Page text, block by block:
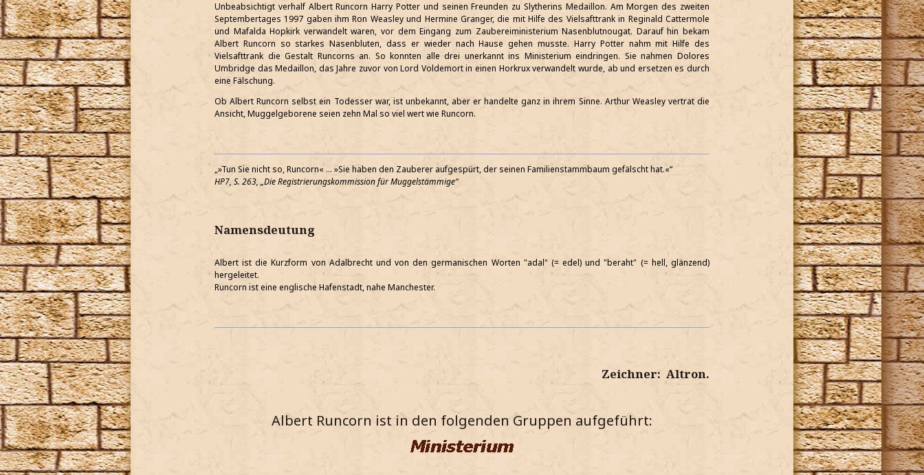
Unbeabsichtigt verhalf Albert Runcorn Harry Potter und seinen Freunden zu Slytherins Medaillon. Am Morgen des zweiten
Septembertages 1997 gaben ihm Ron Weasley und Hermine Granger, die mit Hilfe des Vielsafttrank in Reginald Cattermole
und Mafalda Hopkirk verwandelt waren, vor dem Eingang zum Zaubereiministerium Nasenblutnougat. Darauf hin bekam
Albert Runcorn so starkes Nasenbluten, dass er wieder nach Hause gehen musste. Harry Potter nahm mit Hilfe des
Vielsafttrank die Gestalt Runcorns an. So konnten alle drei unerkannt ins Ministerium eindringen. Sie nahmen Dolores
Umbridge das Medaillon, das Jahre zuvor von Lord Voldemort in einen Horkrux verwandelt wurde, ab und ersetzen es durch
eine Fälschung.
Ob Albert Runcorn selbst ein Todesser war, ist unbekannt, aber er handelte ganz in ihrem Sinne. Arthur Weasley vertrat die
Ansicht, Muggelgeborene seien zehn Mal so viel wert wie Runcorn.
»Tun Sie nicht so, Runcorn« ... »Sie haben den Zauberer aufgespürt, der seinen Familienstammbaum gefälscht hat.«
HP7, S. 263, Die Registrierungskommission für Muggelstämmige
Namensdeutung
Albert ist die Kurzform von Adalbrecht und von den germanischen Worten "adal" (= edel) und "beraht" (= hell, glänzend)
hergeleitet.
Runcorn ist eine englische Hafenstadt, nahe Manchester.
Zeichner: Altron.
Albert Runcorn ist in den folgenden Gruppen aufgeführt: